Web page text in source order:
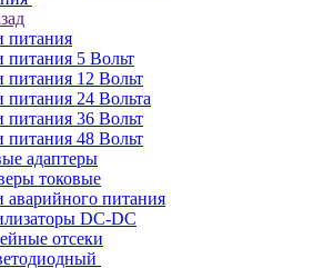
питания
питания 5 Вольт
питания 12 Вольт
питания 24 Вольта
питания 36 Вольт
питания 48 Вольт
адаптеры
токовые
аварийного питания
DC-DC
отсеки